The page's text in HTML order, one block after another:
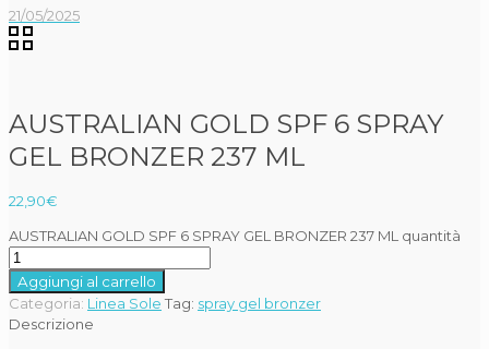
21/05/2025
AUSTRALIAN GOLD SPF 6 SPRAY
GEL BRONZER 237 ML
22,90€
AUSTRALIAN GOLD SPF 6 SPRAY GEL BRONZER 237 ML quantità
Aggiungi al carrello
Categoria: Linea Sole Tag: spray gel bronzer
Descrizione